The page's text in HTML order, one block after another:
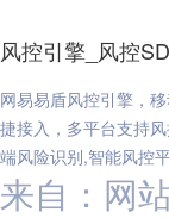
风控引擎_风控
网易易盾风控引擎，
捷接入，多平台支持
端风险识别,智能风控
来自：网